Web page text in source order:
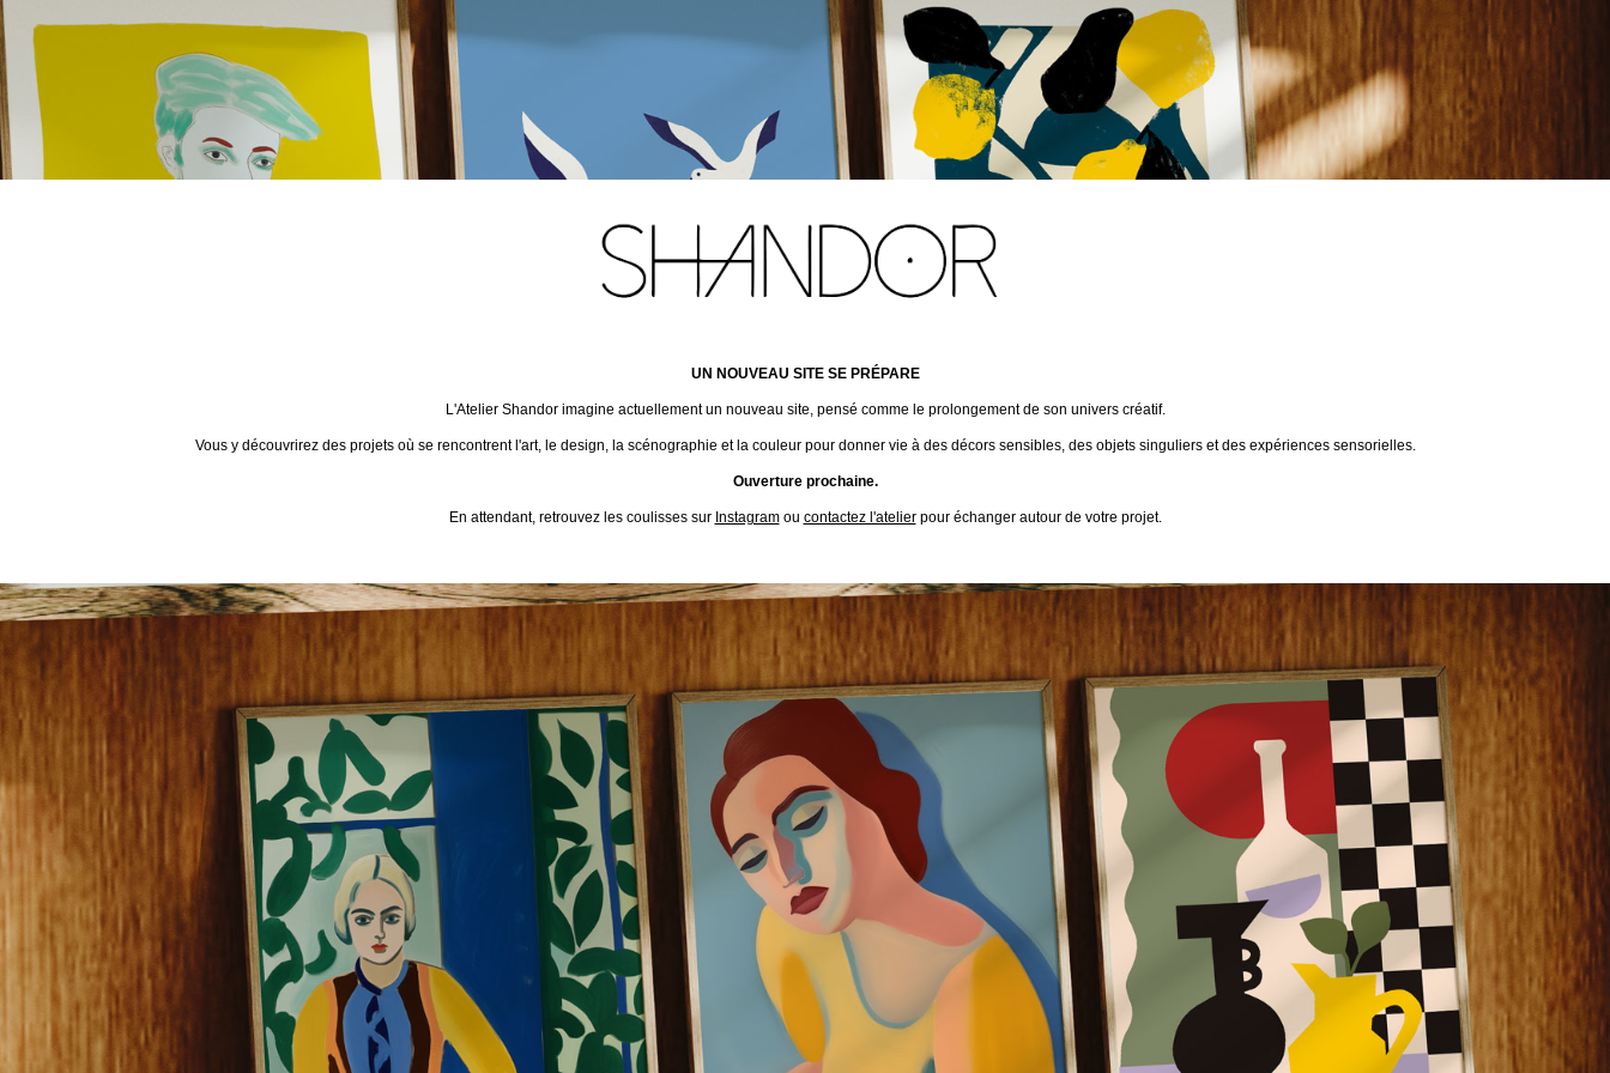
UN NOUVEAU SITE SE PRÉPARE
L'Atelier Shandor imagine actuellement un nouveau site, pensé comme le prolongement de son univers créatif.
Vous y découvrirez des projets où se rencontrent l'art, le design, la scénographie et la couleur pour donner vie à des décors sensibles, des objets singuliers et des expériences sensorielles.
Ouverture prochaine.
En attendant, retrouvez les coulisses sur Instagramou contactez l'atelierpour échanger autour de votre projet.